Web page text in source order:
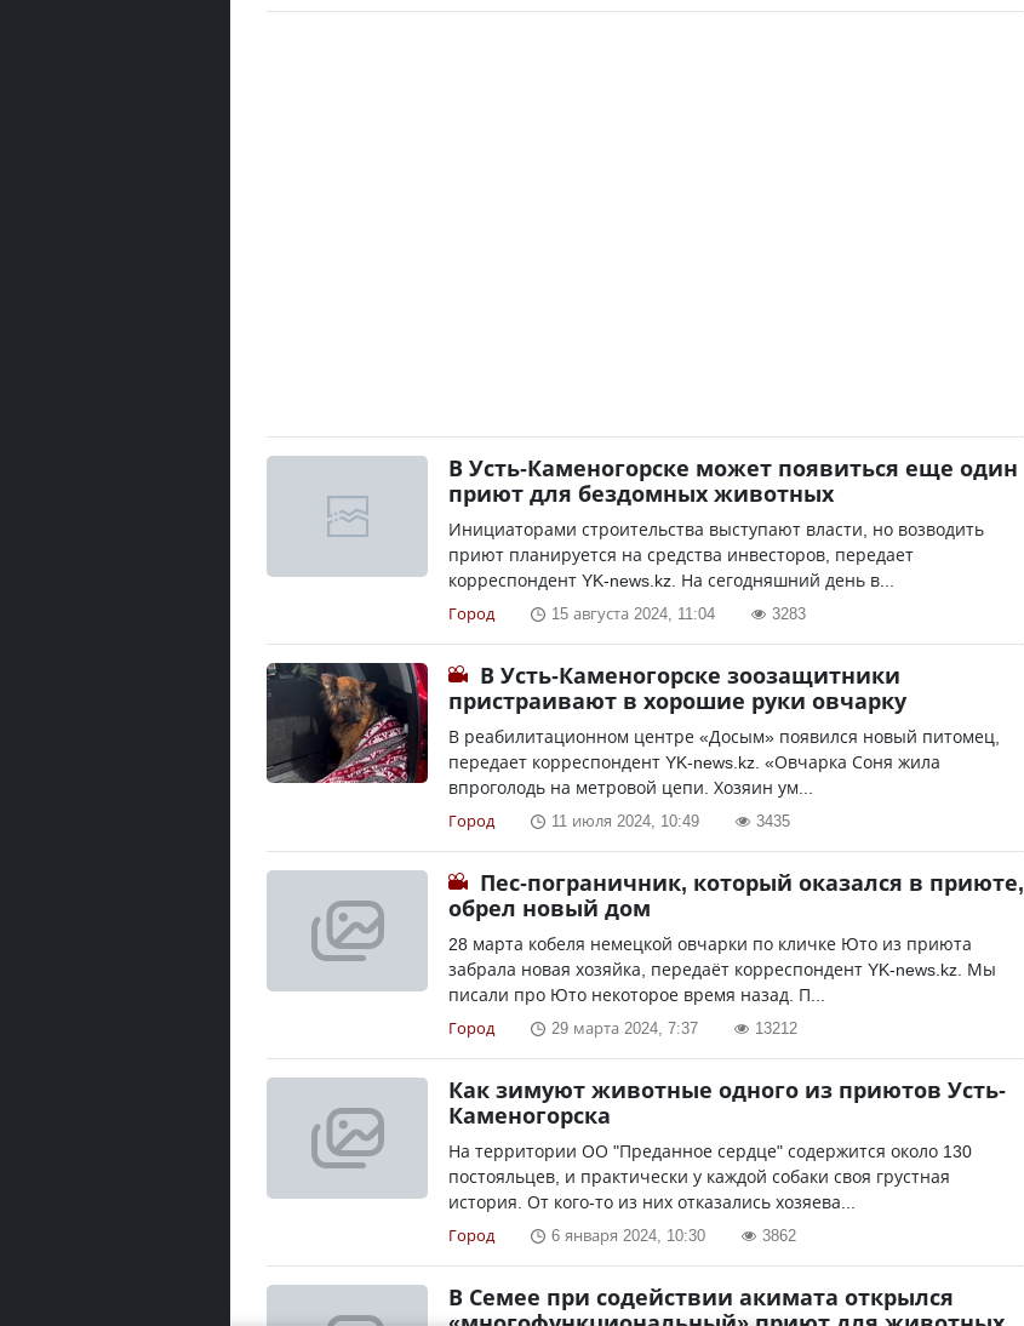
В Усть-Каменогорске может появиться еще один
приют для бездомных животных
Инициаторами строительства выступают власти, но возводить
приют планируется на средства инвесторов, передает
корреспондент YK-news.kz. На сегодняшний день в...
Город 15 августа 2024, 11:04 3283
В Усть-Каменогорске зоозащитники
пристраивают в хорошие руки овчарку
В реабилитационном центре «Досым» появился новый питомец,
передает корреспондент YK-news.kz. «Овчарка Соня жила
впроголодь на метровой цепи. Хозяин ум...
Город 11 июля 2024, 10:49 3435
Пес-пограничник, который оказался в приюте,
обрел новый дом
28 марта кобеля немецкой овчарки по кличке Юто из приюта
забрала новая хозяйка, передаёт корреспондент YK-news.kz. Мы
писали про Юто некоторое время назад. П...
Город 29 марта 2024, 7:37 13212
Как зимуют животные одного из приютов Усть-
Каменогорска
На территории ОО "Преданное сердце" содержится около 130
постояльцев, и прак­тически у каждой собаки своя грустная
история. От кого-то из них отказались хозяева...
Город 6 января 2024, 10:30 3862
В Семее при содействии акимата открылся